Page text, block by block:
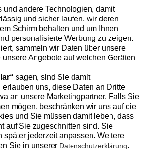
FacebookInstagramLinkedinYouTube